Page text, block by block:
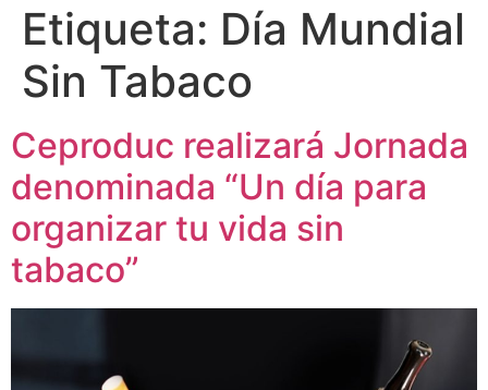
Etiqueta: Día Mundial
Sin Tabaco
Ceproduc realizará Jornada
denominada “Un día para
organizar tu vida sin
tabaco”